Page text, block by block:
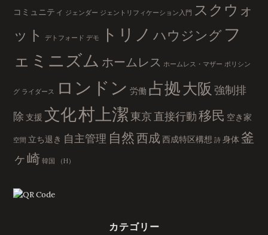
コミュニティ ジェンダー ジェントリフィケーション入門 スクウォ
ット
デトフォード デモ トリノ ハウジング フ
ェミニズム ホームレス ホームレス・マザー ポリシン
グ ライダース ロンドン 労働 占拠大阪 強制排
除 支援 文化村上潔 東京直接行動移民 空き家
空間 立ち退き 自主管理 自然西成 西成特区構想 詩 身体 釜
ヶ崎 韓国 （H）
カテゴリー